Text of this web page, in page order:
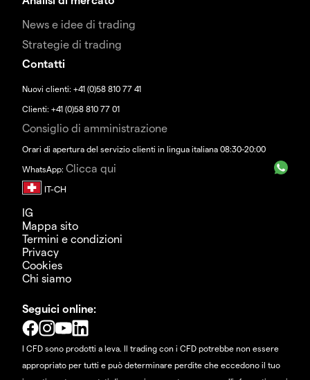
News e idee di trading
Strategie di trading
Contatti
Nuovi clienti: +41 (0)58 810 77 41
Clienti: +41 (0)58 810 77 01
Consiglio di amministrazione
Orari di apertura del servizio clienti in lingua italiana 08:30-20:00
WhatsApp: Clicca qui
IG
Mappa sito
Termini e condizioni
Privacy
Cookies
Chi siamo
Seguici online:
I CFD sono prodotti a leva. Il trading con i CFD potrebbe non essere
appropriato per tutti e può determinare perdite che eccedono il tuo